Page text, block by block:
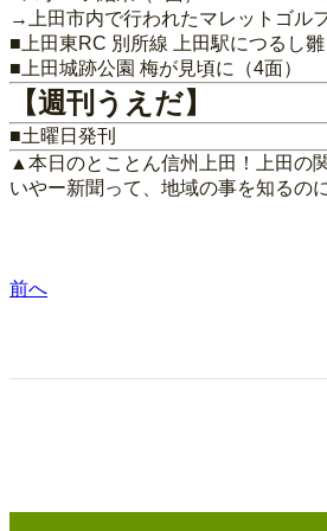
→上田市内で行われたマレットゴル
■上田東RC 別所線 上田駅につるし
■上田城跡公園 梅が見頃に（4面）
【週刊うえだ】
■土曜日発刊
▲本日のとことん信州上田！上田の
いやー新聞って、地域の事を知るの
前へ